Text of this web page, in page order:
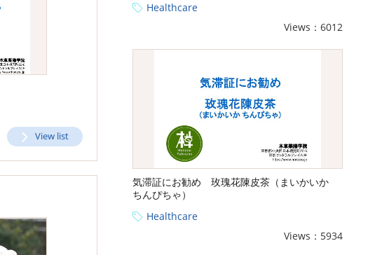
View list
Healthcare
Views：6012
気滞証にお勧め 玫瑰花陳皮茶（まいかいか
ちんぴちゃ）
Healthcare
Views：5934